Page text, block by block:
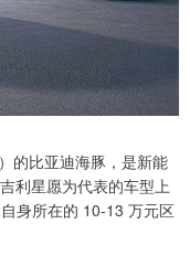
的比亚迪海豚，是新能
利星愿为代表的车型上
身所在的 10-13 万元区